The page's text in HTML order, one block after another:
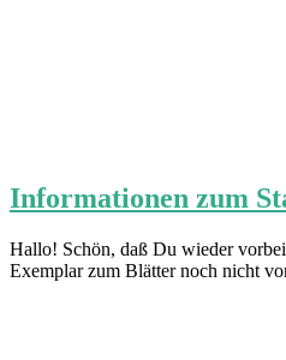
Informationen zum
Hallo! Schön, daß Du wieder
Exemplar zum Blätter noch nicht